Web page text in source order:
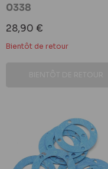
0338
Prix
réduit
28,90 €
Bientôt de retour